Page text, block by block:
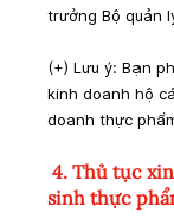
trưởng Bộ quản
(+) Lưu ý: Bạn
kinh doanh hộ
doanh thực
4. Thủ tục
sinh thực